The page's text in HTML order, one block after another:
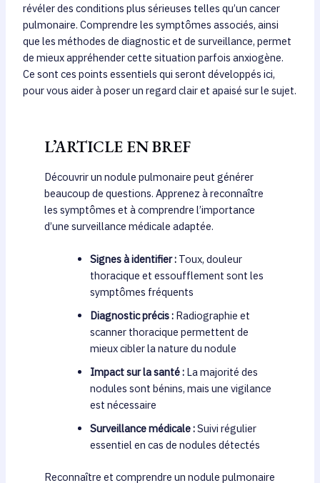
révéler des conditions plus sérieuses telles qu’un cancer
pulmonaire. Comprendre les symptômes associés, ainsi
que les méthodes de diagnostic et de surveillance, permet
de mieux appréhender cette situation parfois anxiogène.
Ce sont ces points essentiels qui seront développés ici,
pour vous aider à poser un regard clair et apaisé sur le sujet.
L’ARTICLE EN BREF
Découvrir un nodule pulmonaire peut générer
beaucoup de questions. Apprenez à reconnaître
les symptômes et à comprendre l’importance
d’une surveillance médicale adaptée.
Signes à identifier :Toux, douleur
thoracique et essoufflement sont les
symptômes fréquents
Diagnostic précis :Radiographie et
scanner thoracique permettent de
mieux cibler la nature du nodule
Impact sur la santé :La majorité des
nodules sont bénins, mais une vigilance
est nécessaire
Surveillance médicale :Suivi régulier
essentiel en cas de nodules détectés
Reconnaître et comprendre un nodule pulmonaire